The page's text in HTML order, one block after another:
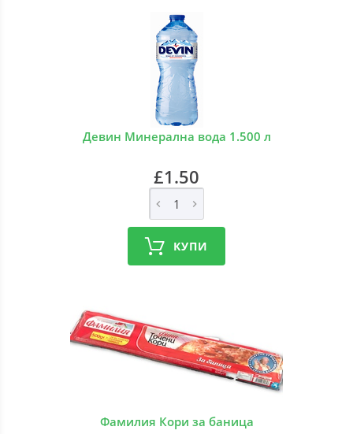
Девин Минерална вода 1.500 л
£1.50
КУПИ
Фамилия Кори за баница